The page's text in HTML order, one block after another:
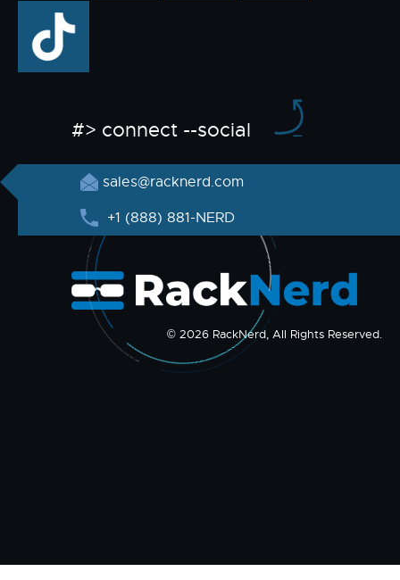
TikTok
#> connect --social
sales@racknerd.com
+1 (888) 881-NERD
© 2026 RackNerd, All Rights Reserved.